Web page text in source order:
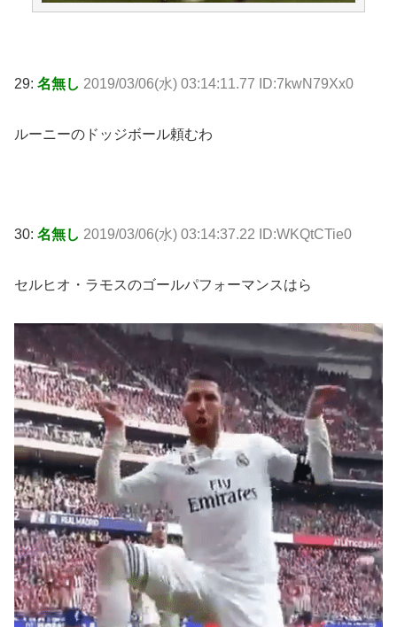
29: 名無し 2019/03/06(水) 03:14:11.77 ID:7kwN79Xx0
ルーニーのドッジボール頼むわ
30: 名無し 2019/03/06(水) 03:14:37.22 ID:WKQtCTie0
セルヒオ・ラモスのゴールパフォーマンスはら